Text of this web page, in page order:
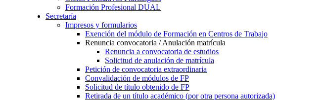
Formación Profesional DUAL
Secretaría
Impresos y formularios
Exención del módulo de Formación en Centros de Trabajo
Renuncia convocatoria / Anulación matrícula
Renuncia a convocatoria de estudios
Solicitud de anulación de matrícula
Petición de convocatoria extraordinaria
Convalidación de módulos de FP
Solicitud de título obtenido de FP
Retirada de un título académico (por otra persona autorizada)